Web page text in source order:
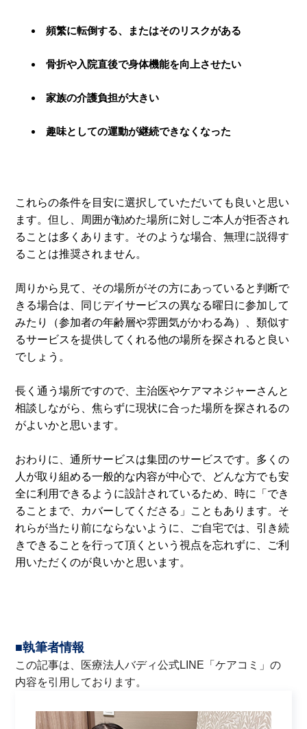
頻繁に転倒する、またはそのリスクがある
骨折や入院直後で身体機能を向上させたい
家族の介護負担が大きい
趣味としての運動が継続できなくなった
これらの条件を目安に選択していただいても良いと思い
ます。但し、周囲が勧めた場所に対しご本人が拒否され
ることは多くあります。そのような場合、無理に説得す
ることは推奨されません。
周りから見て、その場所がその方にあっていると判断で
きる場合は、同じデイサービスの異なる曜日に参加して
みたり（参加者の年齢層や雰囲気がかわる為）、類似す
るサービスを提供してくれる他の場所を探されると良い
でしょう。
長く通う場所ですので、主治医やケアマネジャーさんと
相談しながら、焦らずに現状に合った場所を探されるの
がよいかと思います。
おわりに、通所サービスは集団のサービスです。多くの
人が取り組める一般的な内容が中心で、どんな方でも安
全に利用できるように設計されているため、時に「でき
ることまで、カバーしてくださる」こともあります。そ
れらが当たり前にならないように、ご自宅では、引き続
きできることを行って頂くという視点を忘れずに、ご利
用いただくのが良いかと思います。
■執筆者情報
この記事は、医療法人バディ公式LINE「ケアコミ 」の
内容を引用しております。